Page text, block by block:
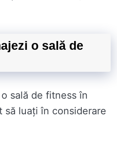
o sală de
sală de fitness în
să luați în considerare